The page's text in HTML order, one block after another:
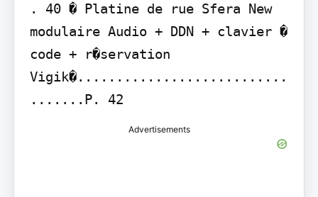
. 40 � Platine de rue Sfera New
modulaire Audio + DDN + clavier �
code + r�servation
Vigik�...........................
.......P. 42
Advertisements